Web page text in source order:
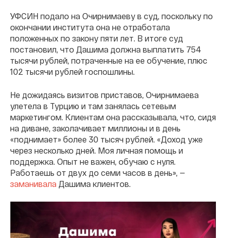
УФСИН подало на Очирнимаеву в суд, поскольку по
окончании института она не отработала
положенных по закону пяти лет. В итоге суд
постановил, что Дашима должна выплатить 754
тысячи рублей, потраченные на ее обучение, плюс
102 тысячи рублей госпошлины.
Не дожидаясь визитов приставов, Очирнимаева
улетела в Турцию и там занялась сетевым
маркетингом. Клиентам она рассказывала, что, сидя
на диване, заколачивает миллионы и в день
«поднимает» более 30 тысяч рублей. «Доход уже
через несколько дней. Моя личная помощь и
поддержка. Опыт не важен, обучаю с нуля.
Работаешь от двух до семи часов в день», —
заманивала Дашима клиентов.